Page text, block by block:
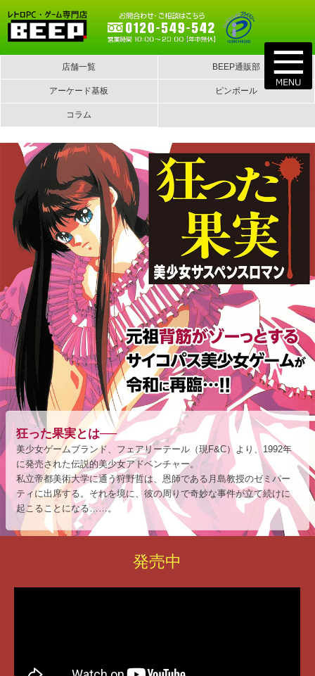
店舗一覧 BEEP通販部
アーケード基板 ピンボール
コラム
狂った果実とは──
美少女ゲームブランド、フェアリーテール（現F&C）より、1992年
に発売された伝説的美少女アドベンチャー。
私立帝都美術大学に通う狩野哲は、恩師である月島教授のゼミパー
ティに出席する。それを境に、彼の周りで奇妙な事件が立て続けに
起こることになる……。
発売中